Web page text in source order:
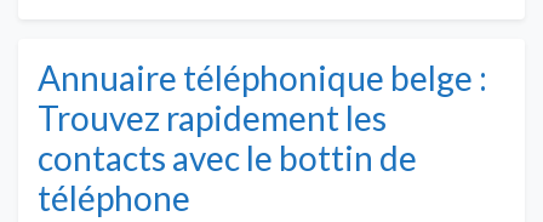
Annuaire téléphonique belge :
Trouvez rapidement les
contacts avec le bottin de
téléphone